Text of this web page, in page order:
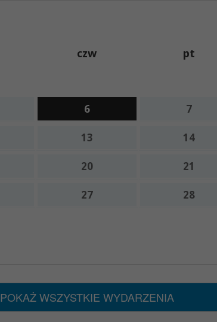
czw pt
6 7
13 14
20 21
27 28
POKAŻ WSZYSTKIE WYDARZENIA